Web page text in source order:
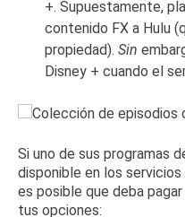
+. Supuestamente,
contenido FX a Hulu
propiedad). Sin
Disney + cuando el
Si uno de sus programas
disponible en los
es posible que deba
tus opciones: